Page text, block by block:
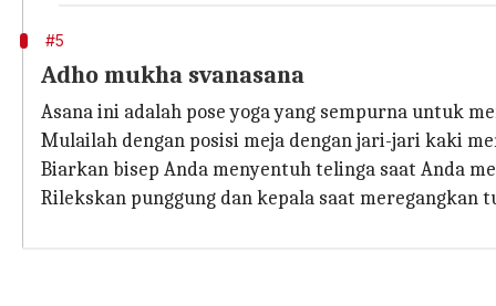
#5
Adho mukha svanasana
Asana ini adalah pose yoga yang sempurna untuk
Mulailah dengan posisi meja dengan jari-jari kaki
Biarkan bisep Anda menyentuh telinga saat Anda
Rilekskan punggung dan kepala saat meregangkan